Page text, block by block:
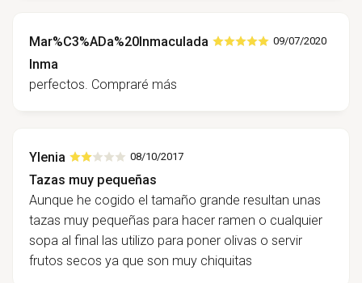
Mar%C3%ADa%20Inmaculada 09/07/2020
Inma
perfectos. Compraré más
Ylenia 08/10/2017
Tazas muy pequeñas
Aunque he cogido el tamaño grande resultan unas
tazas muy pequeñas para hacer ramen o cualquier
sopa al final las utilizo para poner olivas o servir
frutos secos ya que son muy chiquitas